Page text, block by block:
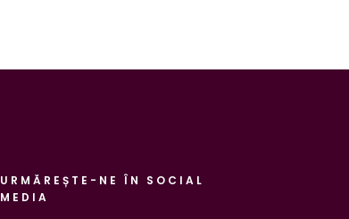
URMĂREȘTE-NE ÎN SOCIAL
MEDIA